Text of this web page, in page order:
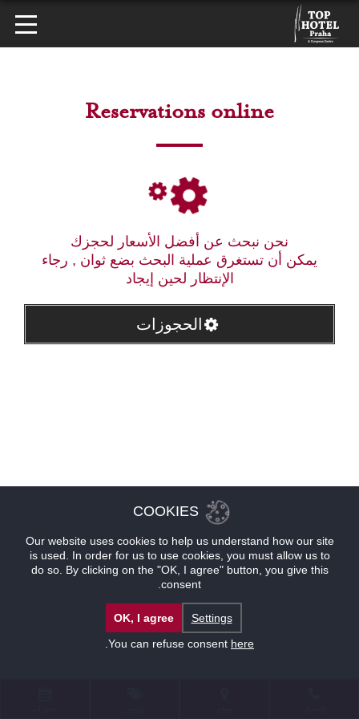
Reservations online
نحن نبحث عن أفضل الأسعار لحجزك
يمكن أن تستغرق عملية البحث بضع ثوان , رجاء
الإنتظار لحين إيجاد
الحجوزات
COOKIES
Our website uses cookies to help us understand how our site
is used. In order for us to use cookies, you must allow us to
do so. By clicking on the "OK, I agree" button, you give this
consent.
Settings
OK, I agree
You can refuse consent here
.